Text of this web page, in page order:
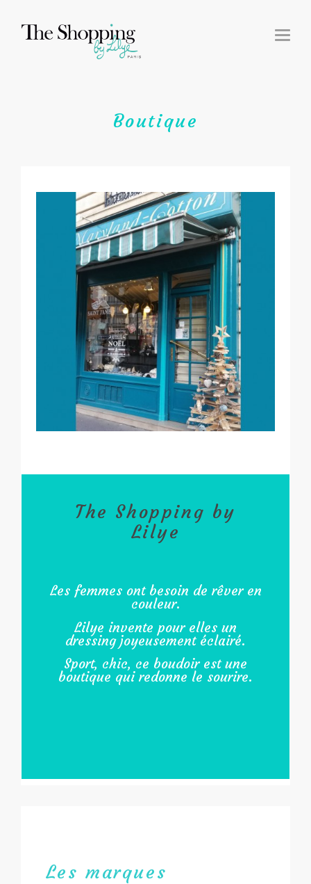
T
O
Boutique
The Shopping by
Lilye
Les femmes ont besoin de rêver en
couleur.
Lilye invente pour elles un
dressing joyeusement éclairé.
Sport, chic, ce boudoir est une
boutique qui redonne le sourire.
Les marques